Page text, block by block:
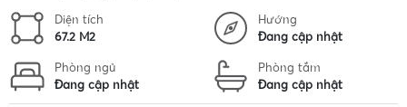
Diện tích
67.2 M2
Hướng
Đang cập nhật
Phòng ngủ
Đang cập nhật
Phòng tắm
Đang cập nhật